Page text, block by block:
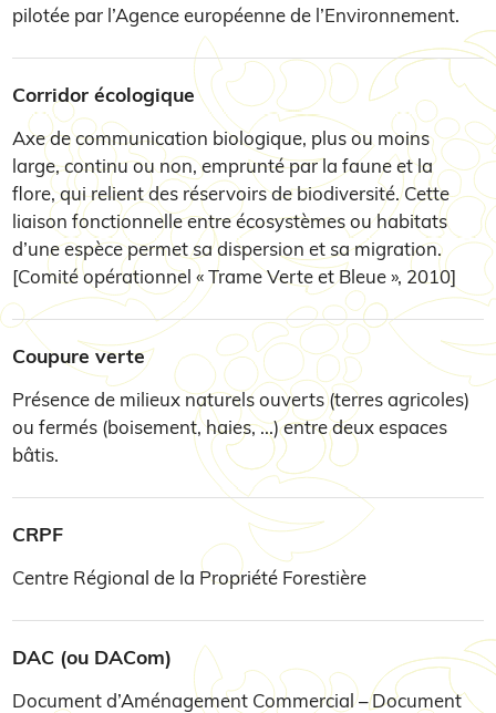
pilotée par l’Agence européenne de l’Environnement.
Corridor écologique
Axe de communication biologique, plus ou moins
large, continu ou non, emprunté par la faune et la
flore, qui relient des réservoirs de biodiversité. Cette
liaison fonctionnelle entre écosystèmes ou habitats
d’une espèce permet sa dispersion et sa migration.
[Comité opérationnel « Trame Verte et Bleue », 2010]
Coupure verte
Présence de milieux naturels ouverts (terres agricoles)
ou fermés (boisement, haies, ...) entre deux espaces
bâtis.
CRPF
Centre Régional de la Propriété Forestière
DAC (ou DACom)
Document d’Aménagement Commercial – Document